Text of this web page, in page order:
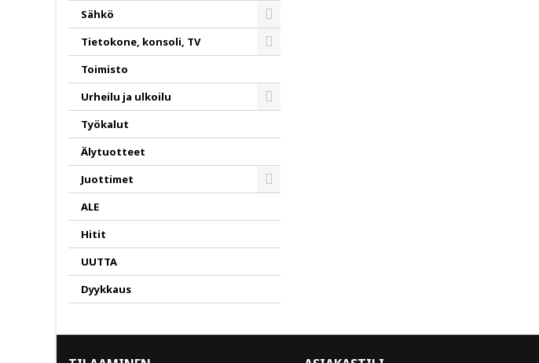
Sähkö
Toggle
Tietokone, konsoli, TV
Toimisto
Urheilu ja ulkoilu
Työkalut
Älytuotteet
Juottimet
ALE
Hitit
UUTTA
Dyykkaus